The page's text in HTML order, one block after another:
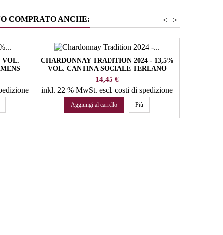
COMPRATO ANCHE: >
<
VOL.
CHARDONNAY TRADITION 2024 - 13,5%
VOL. CANTINA SOCIALE TERLANO
Prezzo
14,45 €
inkl. 22 % MwSt.escl. costi di spedizione
Aggiungi al carrello Più